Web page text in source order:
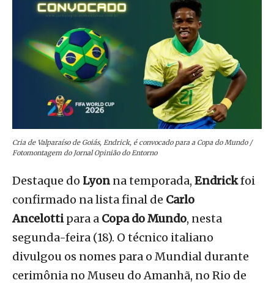
Cria de Valparaíso de Goiás, Endrick, é convocado para a Copa do Mundo /
Fotomontagem do Jornal Opinião do Entorno
Destaque do Lyon na temporada, Endrickfoi
confirmado na lista final de Carlo
Ancelottipara a Copa do Mundo, nesta
segunda-feira (18). O técnico italiano
divulgou os nomes para o Mundial durante
cerimônia no Museu do Amanhã, no Rio de